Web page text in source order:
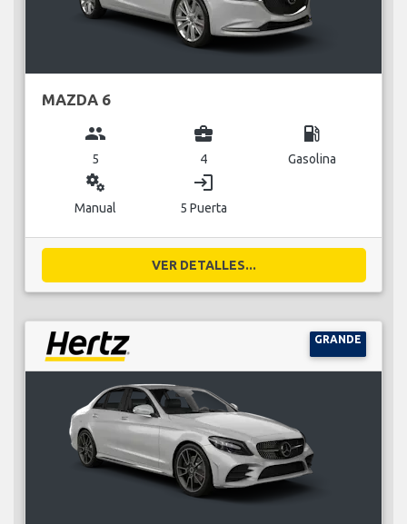
MAZDA 6
group
5
business_center
4
local_gas_station
Gasolina
miscellaneous_services
Manual
login
5 Puerta
VER DETALLES...
GRANDE